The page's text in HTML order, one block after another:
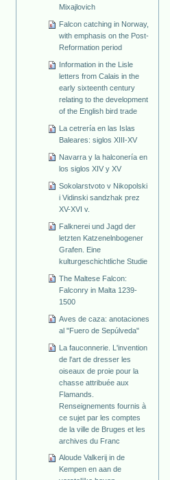
Mixajlovich
Falcon catching in Norway,
with emphasis on the Post-
Reformation period
Information in the Lisle
letters from Calais in the
early sixteenth century
relating to the development
of the English bird trade
La cetrería en las Islas
Baleares: siglos XIII-XV
Navarra y la halconería en
los siglos XIV y XV
Sokolarstvoto v Nikopolski
i Vidinski sandzhak prez
XV-XVI v.
Falknerei und Jagd der
letzten Katzenelnbogener
Grafen. Eine
kulturgeschichtliche Studie
The Maltese Falcon:
Falconry in Malta 1239-
1500
Aves de caza: anotaciones
al "Fuero de Sepúlveda"
La fauconnerie. L'invention
de l'art de dresser les
oiseaux de proie pour la
chasse attribuée aux
Flamands.
Renseignements fournis à
ce sujet par les comptes
de la ville de Bruges et les
archives du Franc
Aloude Valkerij in de
Kempen en aan de